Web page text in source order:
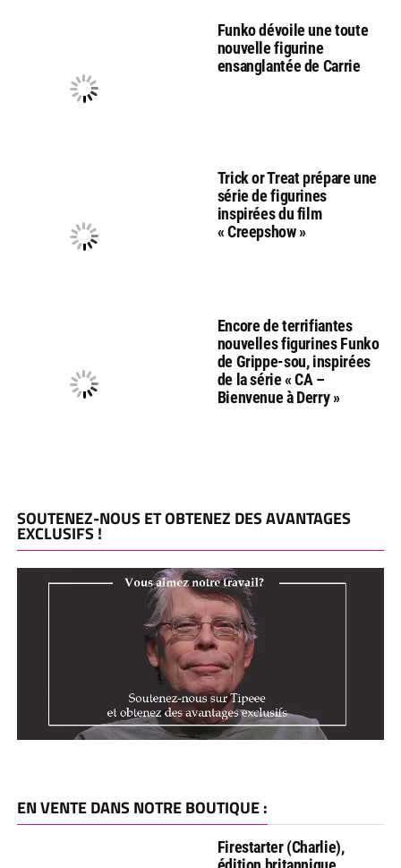
Funko dévoile une toute
nouvelle figurine
ensanglantée de Carrie
Trick or Treat prépare une
série de figurines
inspirées du film
« Creepshow »
Encore de terrifiantes
nouvelles figurines Funko
de Grippe-sou, inspirées
de la série « CA –
Bienvenue à Derry »
SOUTENEZ-NOUS ET OBTENEZ DES AVANTAGES
EXCLUSIFS !
EN VENTE DANS NOTRE BOUTIQUE :
Firestarter (Charlie),